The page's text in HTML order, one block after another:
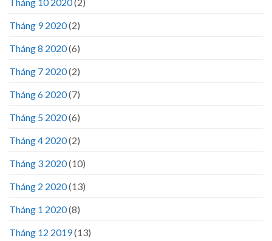
Tháng 9 2020(2)
Tháng 8 2020(6)
Tháng 7 2020(2)
Tháng 6 2020(7)
Tháng 5 2020(6)
Tháng 4 2020(2)
Tháng 3 2020(10)
Tháng 2 2020(13)
Tháng 1 2020(8)
Tháng 12 2019(13)